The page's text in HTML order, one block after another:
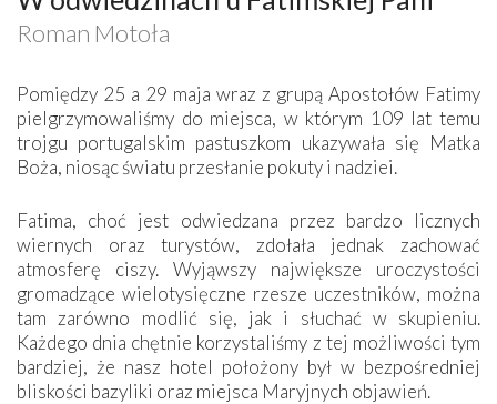
Roman Motoła
Pomiędzy 25 a 29 maja wraz z grupą Apostołów Fatimy
pielgrzymowaliśmy do miejsca, w którym 109 lat temu
trojgu portugalskim pastuszkom ukazywała się Matka
Boża, niosąc światu przesłanie pokuty i nadziei.
Fatima, choć jest odwiedzana przez bardzo licznych
wiernych oraz turystów, zdołała jednak zachować
atmosferę ciszy. Wyjąwszy największe uroczystości
gromadzące wielotysięczne rzesze uczestników, można
tam zarówno modlić się, jak i słuchać w skupieniu.
Każdego dnia chętnie korzystaliśmy z tej możliwości tym
bardziej, że nasz hotel położony był w bezpośredniej
bliskości bazyliki oraz miejsca Maryjnych objawień.